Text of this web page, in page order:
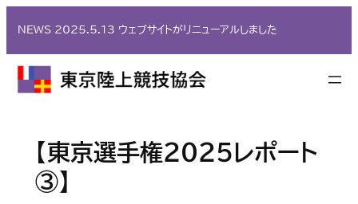
容
を
ス
NEWS 2025.5.13 ウェブサイトがリニューアルしました
【東京選手権2025レポート
③】